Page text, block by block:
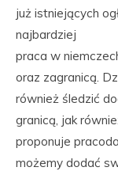
już istniejących
najbardziej
praca w
oraz zagranicą.
również śledzić
granicą, jak
proponuje
możemy dodać